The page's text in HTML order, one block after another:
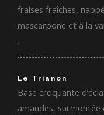
fraises fraîches,
mascarpone et à la
.
Le Trianon
Base croquante
amandes, surmontée